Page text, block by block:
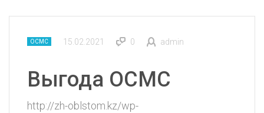
ОСМС 15.02.2021 0 admin
Выгода ОСМС
http://zh-oblstom.kz/wp-